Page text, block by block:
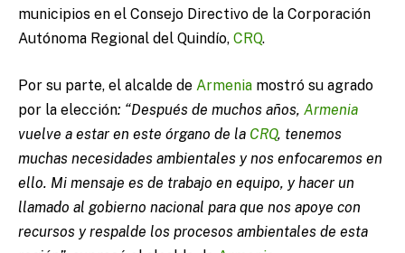
municipios en el Consejo Directivo de la Corporación
Autónoma Regional del Quindío, CRQ.
Por su parte, el alcalde de Armenia mostró su agrado
por la elección: “Después de muchos años, Armenia
vuelve a estar en este órgano de la CRQ, tenemos
muchas necesidades ambientales y nos enfocaremos en
ello. Mi mensaje es de trabajo en equipo, y hacer un
llamado al gobierno nacional para que nos apoye con
recursos y respalde los procesos ambientales de esta